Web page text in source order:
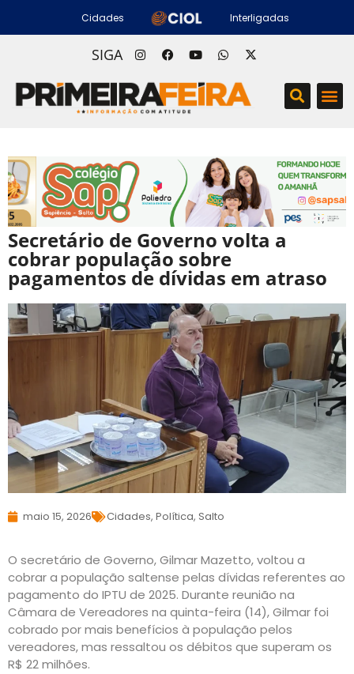
Cidades Interligadas
SIGA
Secretário de Governo volta a
cobrar população sobre
pagamentos de dívidas em atraso
maio 15, 2026 Cidades, Política, Salto
O secretário de Governo, Gilmar Mazetto, voltou a
cobrar a população saltense pelas dívidas referentes ao
pagamento do IPTU de 2025. Durante reunião na
Câmara de Vereadores na quinta-feira (14), Gilmar foi
cobrado por mais benefícios à população pelos
vereadores, mas ressaltou os débitos que superam os
R$ 22 milhões.